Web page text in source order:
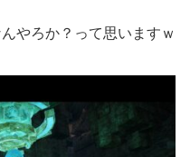
やろか？って思いますｗ